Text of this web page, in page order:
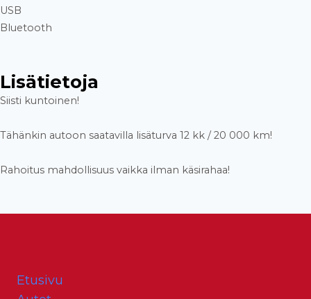
USB
Bluetooth
Lisätietoja
Siisti kuntoinen!
Tähänkin autoon saatavilla lisäturva 12 kk / 20 000 km!
Rahoitus mahdollisuus vaikka ilman käsirahaa!
Etusivu